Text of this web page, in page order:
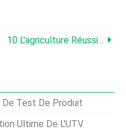
10 L'agriculture Réussie À L'écoute Des Éleveurs De Bétail Et Des Éleveurs
De Test De Produit
Ultime De L'UTV